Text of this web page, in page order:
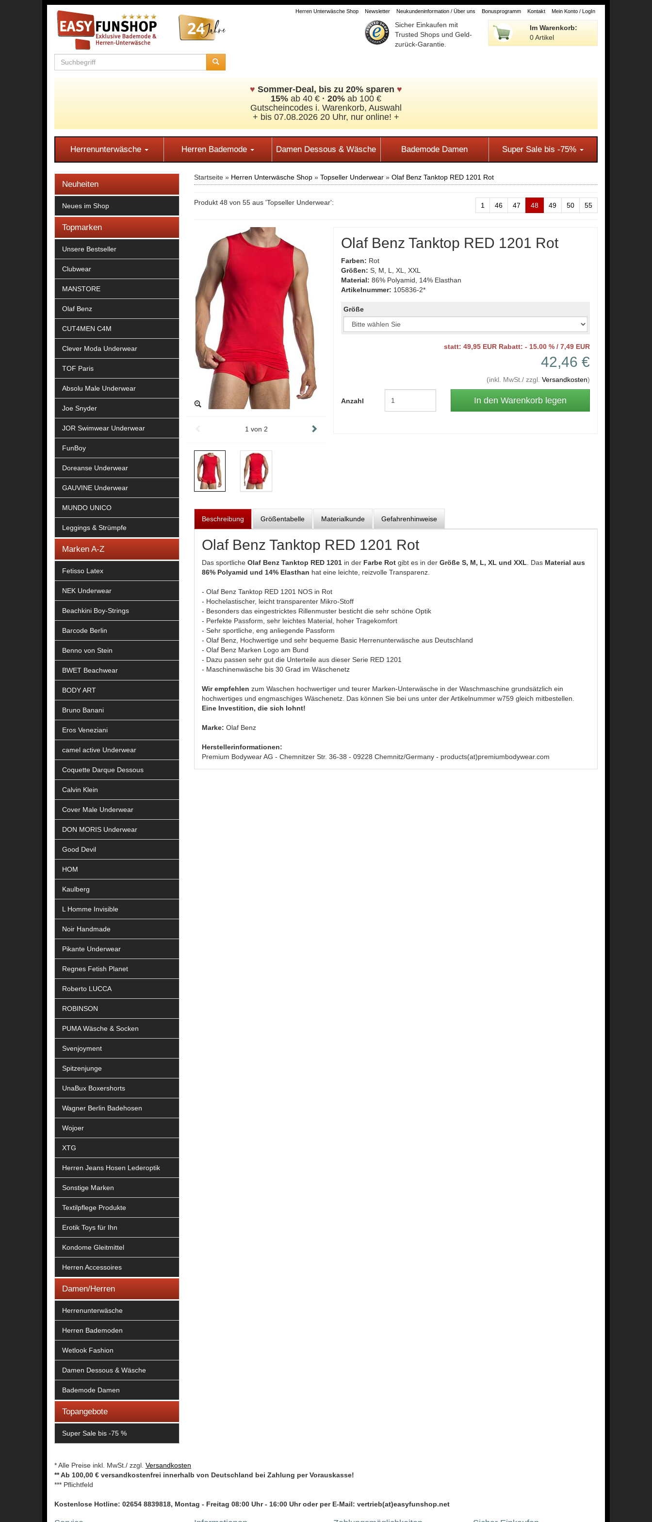
Herren Unterwäsche Shop Newsletter Neukundeninformation / Über uns Bonusprogramm Kontakt Mein Konto / LogIn
Sicher Einkaufen mit
Trusted Shops und Geld-
zurück-Garantie.
Im Warenkorb:
0 Artikel
♥ Sommer-Deal, bis zu 20% sparen ♥
15% ab 40 € · 20% ab 100 €
Gutscheincodes i. Warenkorb, Auswahl
+ bis 07.08.2026 20 Uhr, nur online! +
Herrenunterwäsche Herren Bademode Damen Dessous & Wäsche Bademode Damen Super Sale bis -75%
Neuheiten
Neues im Shop
Topmarken
Unsere Bestseller
Clubwear
MANSTORE
Olaf Benz
CUT4MEN C4M
Clever Moda Underwear
TOF Paris
Absolu Male Underwear
Joe Snyder
JOR Swimwear Underwear
FunBoy
Doreanse Underwear
GAUVINE Underwear
MUNDO UNICO
Leggings & Strümpfe
Marken A-Z
Fetisso Latex
NEK Underwear
Beachkini Boy-Strings
Barcode Berlin
Benno von Stein
BWET Beachwear
BODY ART
Bruno Banani
Eros Veneziani
camel active Underwear
Coquette Darque Dessous
Calvin Klein
Cover Male Underwear
DON MORIS Underwear
Good Devil
HOM
Kaulberg
L Homme Invisible
Noir Handmade
Pikante Underwear
Regnes Fetish Planet
Roberto LUCCA
ROBINSON
PUMA Wäsche & Socken
Svenjoyment
Spitzenjunge
UnaBux Boxershorts
Wagner Berlin Badehosen
Wojoer
XTG
Herren Jeans Hosen Lederoptik
Sonstige Marken
Textilpflege Produkte
Erotik Toys für Ihn
Kondome Gleitmittel
Herren Accessoires
Damen/Herren
Herrenunterwäsche
Herren Bademoden
Wetlook Fashion
Damen Dessous & Wäsche
Bademode Damen
Topangebote
Super Sale bis -75 %
Startseite » Herren Unterwäsche Shop » Topseller Underwear» Olaf Benz Tanktop RED 1201 Rot
Produkt 48 von 55 aus 'Topseller Underwear': 1 46 47 48 49 50 55
1 von 2
Olaf Benz Tanktop RED 1201 Rot
Farben: Rot
Größen: S, M, L, XL, XXL
Material: 86% Polyamid, 14% Elasthan
Artikelnummer: 105836-2*
Größe
statt: 49,95 EUR Rabatt: - 15.00 % / 7,49 EUR
42,46 €
(inkl. MwSt./ zzgl. Versandkosten)
Anzahl
Beschreibung Größentabelle Materialkunde Gefahrenhinweise
Olaf Benz Tanktop RED 1201 Rot
Das sportliche Olaf Benz Tanktop RED 1201in der Farbe Rotgibt es in der Größe S, M, L, XL und XXL . Das Material aus
86% Polyamid und 14% Elasthan hat eine leichte, reizvolle Transparenz.
- Olaf Benz Tanktop RED 1201 NOS in Rot
- Hochelastischer, leicht transparenter Mikro-Stoff
- Besonders das eingestricktes Rillenmuster besticht die sehr schöne Optik
- Perfekte Passform, sehr leichtes Material, hoher Tragekomfort
- Sehr sportliche, eng anliegende Passform
- Olaf Benz, Hochwertige und sehr bequeme Basic Herrenunterwäsche aus Deutschland
- Olaf Benz Marken Logo am Bund
- Dazu passen sehr gut die Unterteile aus dieser Serie RED 1201
- Maschinenwäsche bis 30 Grad im Wäschenetz
Wir empfehlen zum Waschen hochwertiger und teurer Marken-Unterwäsche in der Waschmaschine grundsätzlich ein
hochwertiges und engmaschiges Wäschenetz. Das können Sie bei uns unter der Artikelnummer w759 gleich mitbestellen.
Eine Investition, die sich lohnt!
Marke: Olaf Benz
Herstellerinformationen:
Premium Bodywear AG - Chemnitzer Str. 36-38 - 09228 Chemnitz/Germany - products(at)premiumbodywear.com
* Alle Preise inkl. MwSt./ zzgl. Versandkosten
** Ab 100,00 € versandkostenfrei innerhalb von Deutschland bei Zahlung per Vorauskasse!
*** Pflichtfeld
Kostenlose Hotline: 02654 8839818, Montag - Freitag 08:00 Uhr - 16:00 Uhr oder per E-Mail: vertrieb(at)easyfunshop.net